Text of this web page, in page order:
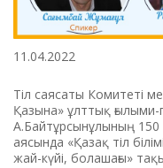
11.04.2022
Тіл саясаты Комитеті
Қазына» ұлттық
А.Байтұрсынұлының 150
аясында «Қазақ тіл
жай-күйі, болашағы»